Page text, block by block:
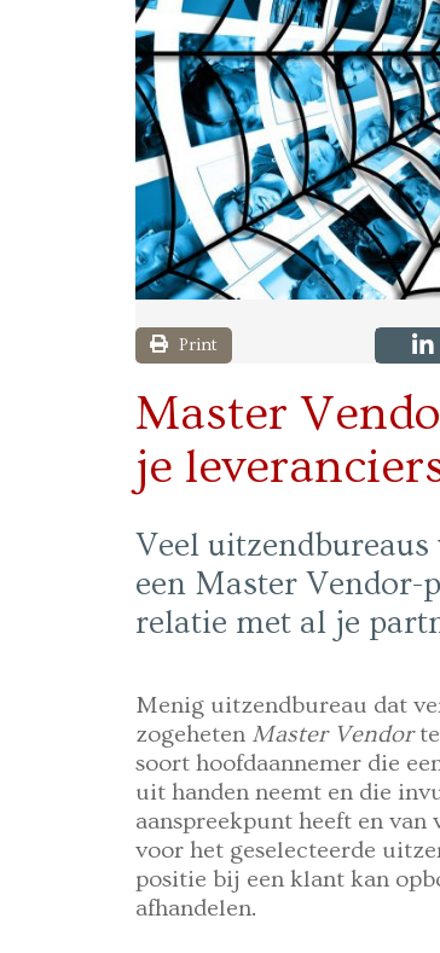
Print
Master
je
Veel
een Master Vendor-
relatie met al je
Menig uitzendbureau dat
zogeheten Master Vendorte
soort hoofdaannemer die
uit handen neemt en die
aanspreekpunt heeft en
voor het geselecteerde
positie bij een klant kan
afhandelen.